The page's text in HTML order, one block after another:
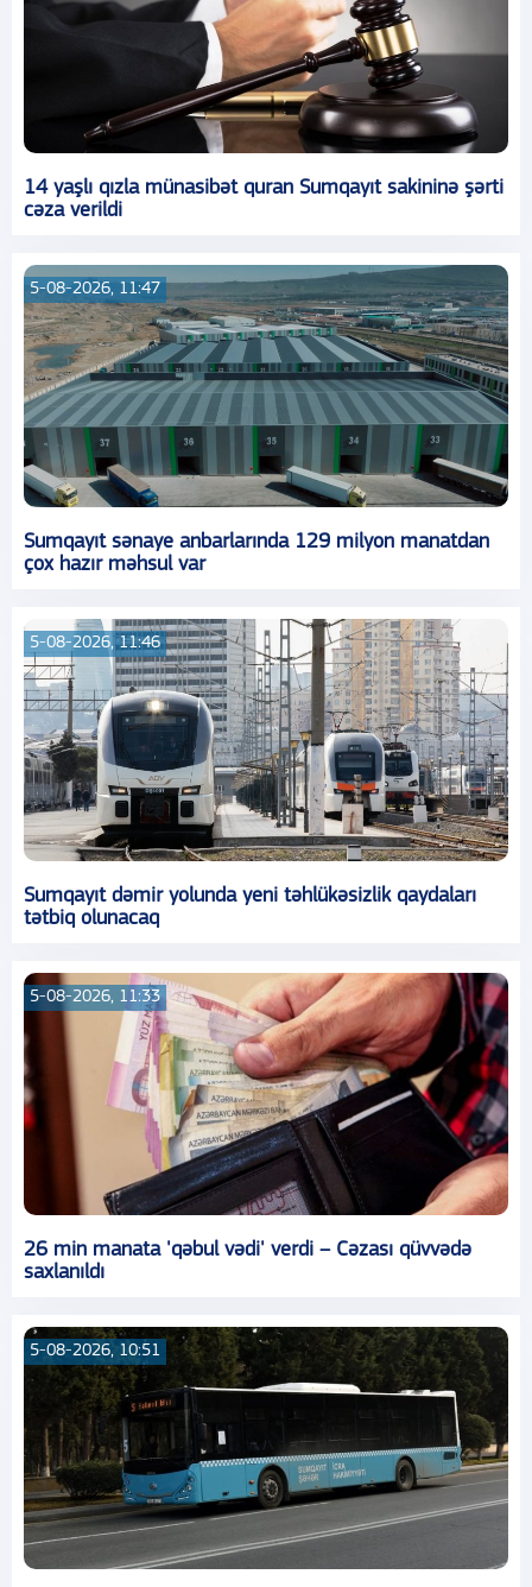
14 yaşlı qızla münasibət quran Sumqayıt sakininə şərti
cəza verildi
5-08-2026, 11:47
Sumqayıt sənaye anbarlarında 129 milyon manatdan
çox hazır məhsul var
5-08-2026, 11:46
Sumqayıt dəmir yolunda yeni təhlükəsizlik qaydaları
tətbiq olunacaq
5-08-2026, 11:33
26 min manata 'qəbul vədi' verdi – Cəzası qüvvədə
saxlanıldı
5-08-2026, 10:51